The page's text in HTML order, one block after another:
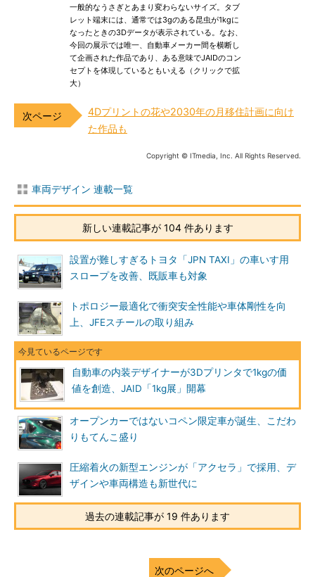
一般的なうさぎとあまり変わらないサイズ。タブ
レット端末には、通常では3gのある昆虫が1kgに
なったときの3Dデータが表示されている。なお、
今回の展示では唯一、自動車メーカー間を横断し
て企画された作品であり、ある意味でJAIDのコン
セプトを体現しているともいえる（クリックで拡
大）
4Dプリントの花や2030年の月移住計画に向け
た作品も
Copyright © ITmedia, Inc. All Rights Reserved.
車両デザイン 連載一覧
新しい連載記事が 104 件あります
設置が難しすぎるトヨタ「JPN TAXI」の車いす用
スロープを改善、既販車も対象
トポロジー最適化で衝突安全性能や車体剛性を向
上、JFEスチールの取り組み
自動車の内装デザイナーが3Dプリンタで1kgの価
値を創造、JAID「1kg展」開幕
オープンカーではないコペン限定車が誕生、こだわ
りもてんこ盛り
圧縮着火の新型エンジンが「アクセラ」で採用、デ
ザインや車両構造も新世代に
過去の連載記事が 19 件あります
次のページへ